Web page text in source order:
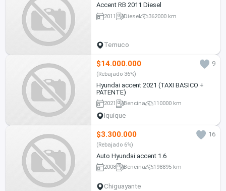
Accent RB 2011 Diesel
2011 Diesel 362000 km
Temuco
$14.000.000 9
(Rebajado 36%)
Hyundai accent 2021 (TAXI BASICO +
PATENTE)
2021 Bencina 110000 km
Iquique
$3.300.000 16
(Rebajado 6%)
Auto Hyundai accent 1.6
2008 Bencina 198895 km
Chiguayante